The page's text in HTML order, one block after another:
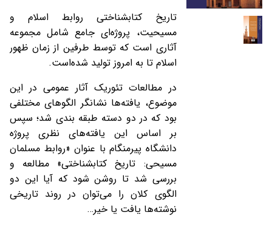
تاریخ کتابشناختی روابط اسلام و
مسیحیت، پروژه‌ای جامع شامل مجموعه
آثاری است که توسط طرفین از زمان ظهور
اسلام تا به امروز تولید شده‌است.
در مطالعات تئوریک آثار عمومی در این
موضوع، یافته‌ها نشانگر الگوهای مختلفی
بود که در دو دسته طبقه بندی شد؛ سپس
بر اساس این یافته‌های نظری پروژه
دانشگاه پیرمنگام با عنوان «روابط مسلمان
مسیحی: تاریخ کتابشناختی» مطالعه و
بررسی شد تا روشن شود که آیا این دو
الگوی کلان را می‌توان در روند تاریخی
نوشته‌ها یافت یا خیر…